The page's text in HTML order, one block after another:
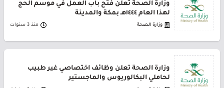
وزارة الصحة تعلن فتح باب العمل في موسم الحج
لهذا العام ١٤٤٤هـ بمكة والمدينة
وزارة الصحة منذ 3 سنوات
وزارة الصحة تعلن وظائف اختصاصي غير طبيب
لحاملي البكالوريوس والماجستير